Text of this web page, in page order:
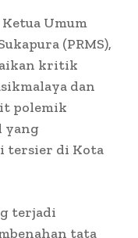
Umum
(PRMS),
kritik
dan
polemik
yang
tersier di Kota
terjadi
tata